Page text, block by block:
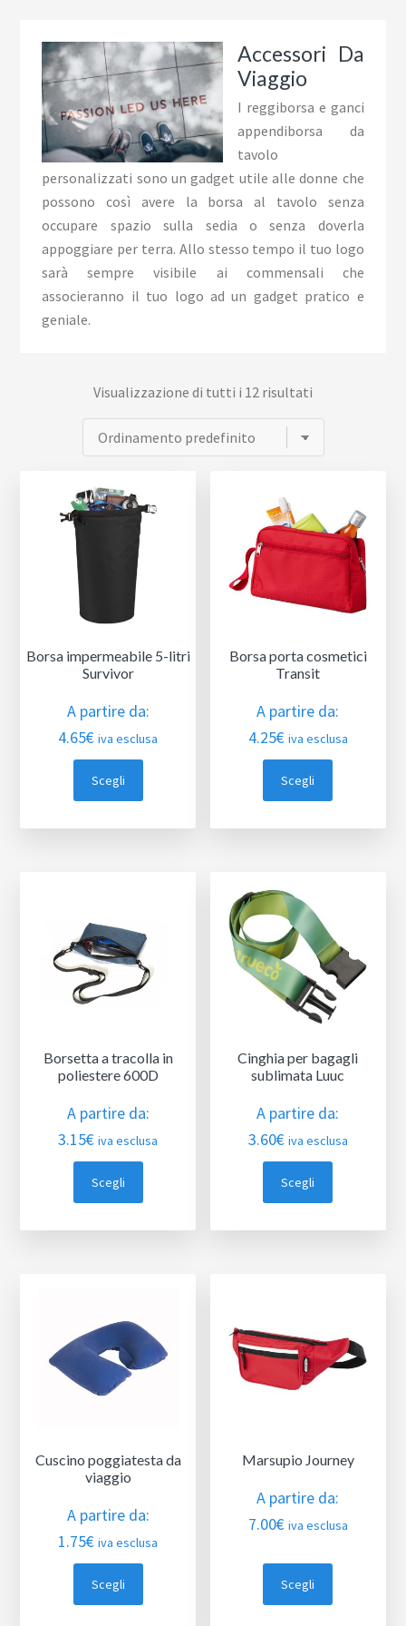
Accessori Da
Viaggio
I reggiborsa e ganci
appendiborsa da
tavolo
personalizzati sono un gadget utile alle donne che
possono così avere la borsa al tavolo senza
occupare spazio sulla sedia o senza doverla
appoggiare per terra. Allo stesso tempo il tuo logo
sarà sempre visibile ai commensali che
associeranno il tuo logo ad un gadget pratico e
geniale.
Visualizzazione di tutti i 12 risultati
Borsa impermeabile 5-litri
Survivor
A partire da:
4.65€ iva esclusa
Scegli
Borsa porta cosmetici
Transit
A partire da:
4.25€ iva esclusa
Scegli
Borsetta a tracolla in
poliestere 600D
A partire da:
3.15€ iva esclusa
Scegli
Cinghia per bagagli
sublimata Luuc
A partire da:
3.60€ iva esclusa
Scegli
Cuscino poggiatesta da
viaggio
A partire da:
1.75€ iva esclusa
Scegli
Marsupio Journey
A partire da:
7.00€ iva esclusa
Scegli